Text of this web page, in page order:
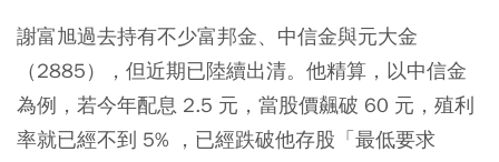
謝富旭過去持有不少富邦金、 中信金與元大金
（2885），但近期已陸續出清。他精算，以中信金
為例，若今年配息 2.5 元，當股價飆破 60 元，殖利
率就已經不到 5% ，已經跌破他存股「最低要求